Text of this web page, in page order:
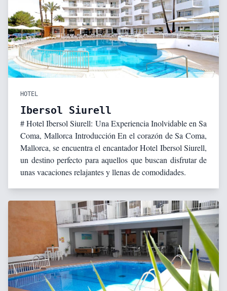
HOTEL
Ibersol Siurell
# Hotel Ibersol Siurell: Una Experiencia Inolvidable en Sa
Coma, Mallorca Introducción En el corazón de Sa Coma,
Mallorca, se encuentra el encantador Hotel Ibersol Siurell,
un destino perfecto para aquellos que buscan disfrutar de
unas vacaciones relajantes y llenas de comodidades.